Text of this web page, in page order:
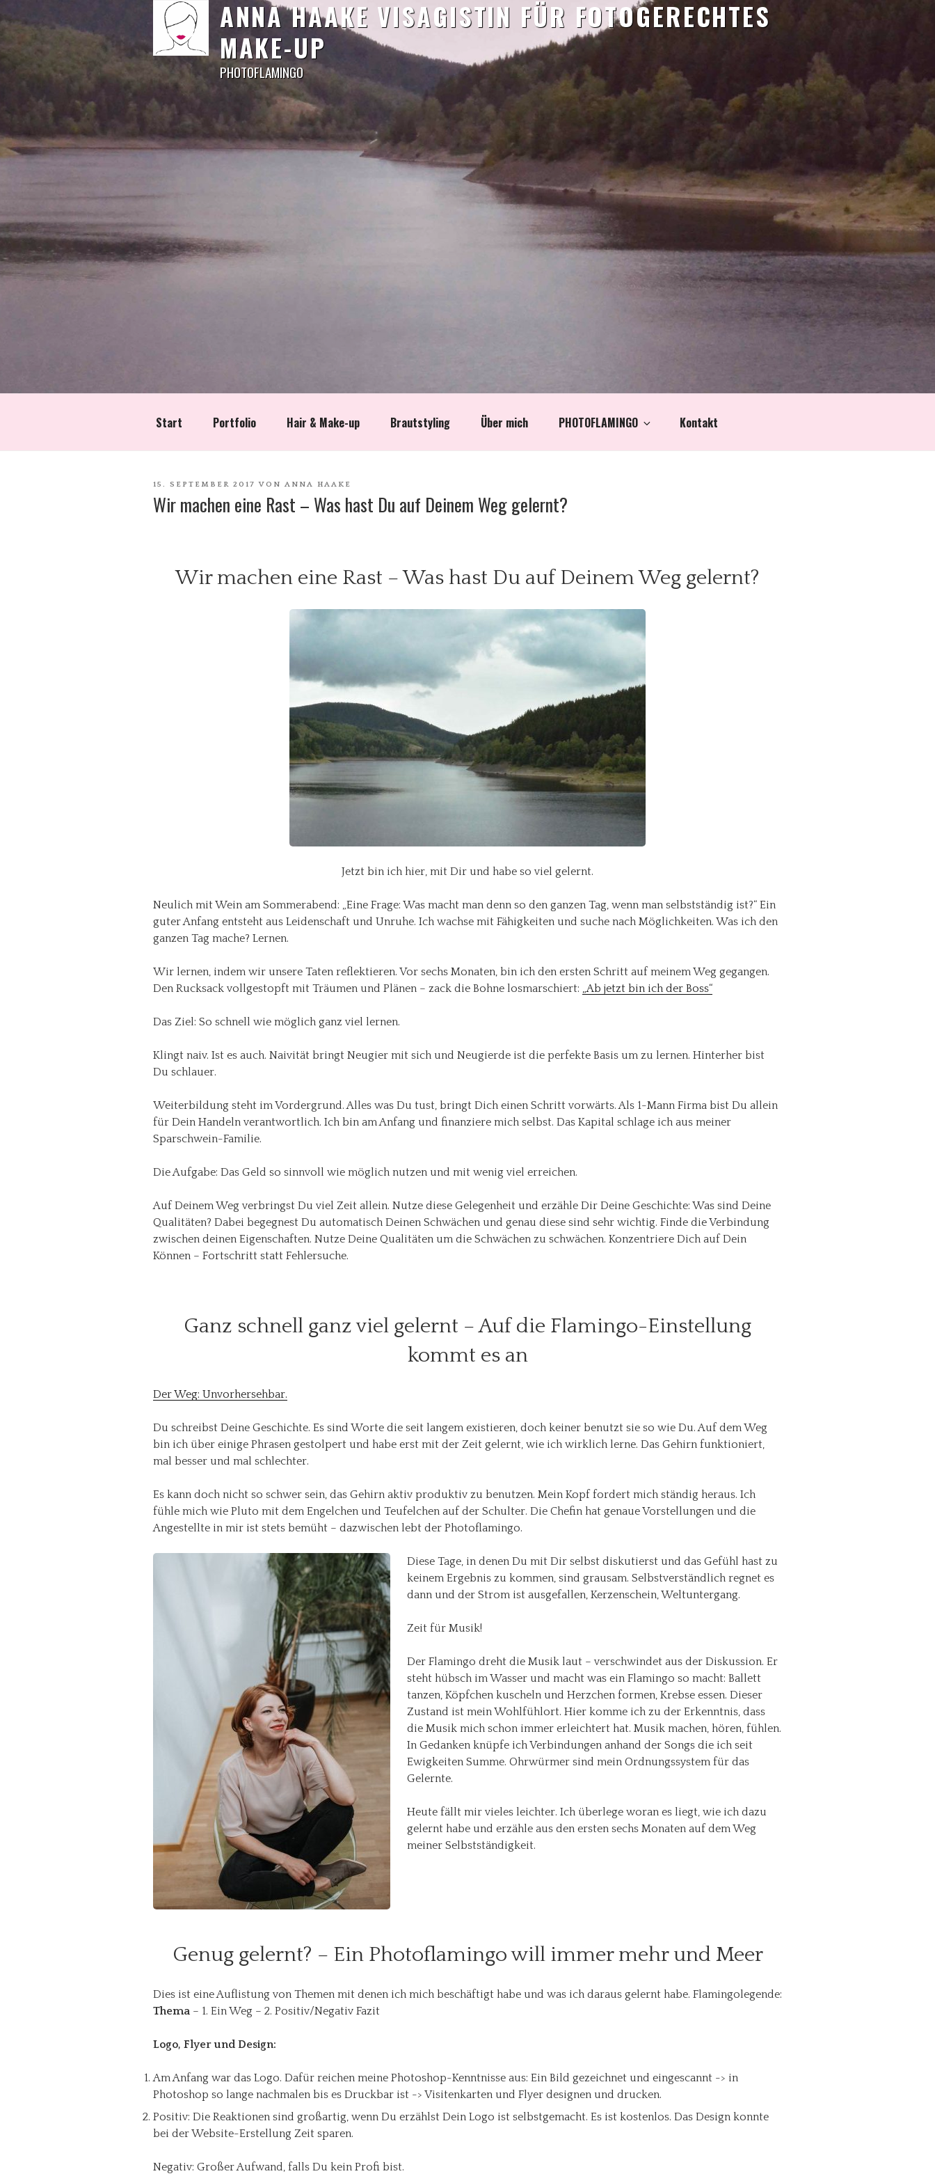
ANNA HAAKE VISAGISTIN FÜR FOTOGERECHTES
MAKE-UP
PHOTOFLAMINGO
Start Portfolio Hair & Make-up Brautstyling Über mich PHOTOFLAMINGO Kontakt
VERÖFFENTLICHT
15. SEPTEMBER 2017 VON ANNA HAAKE
Wir machen eine Rast – Was hast Du auf Deinem Weg gelernt?
Wir machen eine Rast – Was hast Du auf Deinem Weg gelernt?
Jetzt bin ich hier, mit Dir und habe so viel gelernt.
Neulich mit Wein am Sommerabend: „Eine Frage: Was macht man denn so den ganzen Tag, wenn man selbstständig ist?“ Ein
guter Anfang entsteht aus Leidenschaft und Unruhe. Ich wachse mit Fähigkeiten und suche nach Möglichkeiten. Was ich den
ganzen Tag mache? Lernen.
Wir lernen, indem wir unsere Taten reflektieren. Vor sechs Monaten, bin ich den ersten Schritt auf meinem Weg gegangen.
Den Rucksack vollgestopft mit Träumen und Plänen – zack die Bohne losmarschiert: „Ab jetzt bin ich der Boss“
Das Ziel: So schnell wie möglich ganz viel lernen.
Klingt naiv. Ist es auch. Naivität bringt Neugier mit sich und Neugierde ist die perfekte Basis um zu lernen. Hinterher bist
Du schlauer.
Weiterbildung steht im Vordergrund. Alles was Du tust, bringt Dich einen Schritt vorwärts. Als 1-Mann Firma bist Du allein
für Dein Handeln verantwortlich. Ich bin am Anfang und finanziere mich selbst. Das Kapital schlage ich aus meiner
Sparschwein-Familie.
Die Aufgabe: Das Geld so sinnvoll wie möglich nutzen und mit wenig viel erreichen.
Auf Deinem Weg verbringst Du viel Zeit allein. Nutze diese Gelegenheit und erzähle Dir Deine Geschichte: Was sind Deine
Qualitäten? Dabei begegnest Du automatisch Deinen Schwächen und genau diese sind sehr wichtig. Finde die Verbindung
zwischen deinen Eigenschaften. Nutze Deine Qualitäten um die Schwächen zu schwächen. Konzentriere Dich auf Dein
Können – Fortschritt statt Fehlersuche.
Ganz schnell ganz viel gelernt – Auf die Flamingo-Einstellung
kommt es an
Der Weg: Unvorhersehbar.
Du schreibst Deine Geschichte. Es sind Worte die seit langem existieren, doch keiner benutzt sie so wie Du. Auf dem Weg
bin ich über einige Phrasen gestolpert und habe erst mit der Zeit gelernt, wie ich wirklich lerne. Das Gehirn funktioniert,
mal besser und mal schlechter.
Es kann doch nicht so schwer sein, das Gehirn aktiv produktiv zu benutzen. Mein Kopf fordert mich ständig heraus. Ich
fühle mich wie Pluto mit dem Engelchen und Teufelchen auf der Schulter. Die Chefin hat genaue Vorstellungen und die
Angestellte in mir ist stets bemüht – dazwischen lebt der Photoflamingo.
Diese Tage, in denen Du mit Dir selbst diskutierst und das Gefühl hast zu
keinem Ergebnis zu kommen, sind grausam. Selbstverständlich regnet es
dann und der Strom ist ausgefallen, Kerzenschein, Weltuntergang.
Zeit für Musik!
Der Flamingo dreht die Musik laut – verschwindet aus der Diskussion. Er
steht hübsch im Wasser und macht was ein Flamingo so macht: Ballett
tanzen, Köpfchen kuscheln und Herzchen formen, Krebse essen. Dieser
Zustand ist mein Wohlfühlort. Hier komme ich zu der Erkenntnis, dass
die Musik mich schon immer erleichtert hat. Musik machen, hören, fühlen.
In Gedanken knüpfe ich Verbindungen anhand der Songs die ich seit
Ewigkeiten Summe. Ohrwürmer sind mein Ordnungssystem für das
Gelernte.
Heute fällt mir vieles leichter. Ich überlege woran es liegt, wie ich dazu
gelernt habe und erzähle aus den ersten sechs Monaten auf dem Weg
meiner Selbstständigkeit.
Genug gelernt? – Ein Photoflamingo will immer mehr und Meer
Dies ist eine Auflistung von Themen mit denen ich mich beschäftigt habe und was ich daraus gelernt habe. Flamingolegende:
Thema – 1. Ein Weg – 2. Positiv/Negativ Fazit
Logo, Flyer und Design:
Am Anfang war das Logo. Dafür reichen meine Photoshop-Kenntnisse aus: Ein Bild gezeichnet und eingescannt -> in
Photoshop so lange nachmalen bis es Druckbar ist -> Visitenkarten und Flyer designen und drucken.
Positiv: Die Reaktionen sind großartig, wenn Du erzählst Dein Logo ist selbstgemacht. Es ist kostenlos. Das Design konnte
bei der Website-Erstellung Zeit sparen.
Negativ: Großer Aufwand, falls Du kein Profi bist.